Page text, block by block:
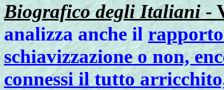
Biografico degli Italiani-
analizza anche il
schiavizzazione o non,
connessi il tutto